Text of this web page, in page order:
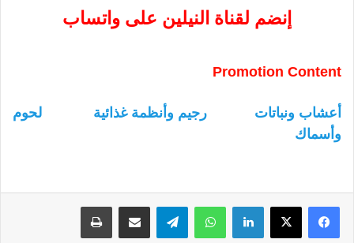
إنضم لقناة النيلين على واتساب
Promotion Content
أعشاب ونباتات رجيم وأنظمة غذائية
لحوم
وأسماك
لينكدإن واتساب